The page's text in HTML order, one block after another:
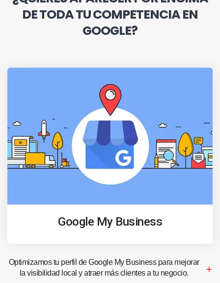
DE TODA TU COMPETENCIA EN
GOOGLE?
Google My Business
Optimizamos tu perfil de Google My Business para mejorar
la visibilidad local y atraer más clientes a tu negocio.